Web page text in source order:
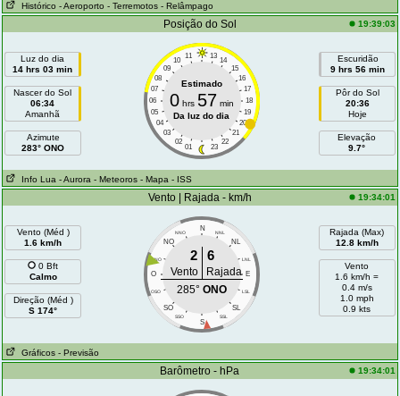
Histórico - Aeroporto - Terremotos - Relâmpago
Posição do Sol 19:39:03
Luz do dia
14 hrs 03 min
Nascer do Sol
06:34
Amanhã
Azimute
283° ONO
11 13
10
14
09
15
08
16
07
17
06
18
05
19
04
20
03
21
02
22
01 23
Estimado
0hrs 57 min
Da luz do dia
Escuridão
9 hrs 56 min
Pôr do Sol
20:36
Hoje
Elevação
9.7°
Info Lua - Aurora - Meteoros - Mapa - ISS
Vento | Rajada - km/h 19:34:01
Vento (Méd )
1.6 km/h
0 Bft
Calmo
Direção (Méd )
S 174°
N
NNO NNL
NO NL
ONO LNL
O E
OSO LSL
SO SL
SSO SSL
S
2 6
Vento
Rajada
285° ONO
Rajada (Max)
12.8 km/h
Vento
1.6 km/h =
0.4 m/s
1.0 mph
0.9 kts
Gráficos - Previsão
Barômetro - hPa 19:34:01